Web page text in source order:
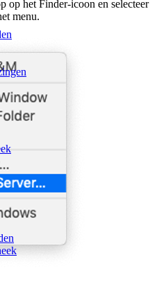
op het Finder-icoon en selecteer
menu.